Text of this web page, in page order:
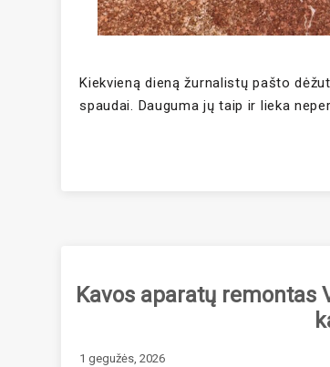
Kiekvieną dieną žurnalistų pašto
spaudai. Dauguma jų taip ir lieka
Kavos aparatų
1 gegužės, 2026